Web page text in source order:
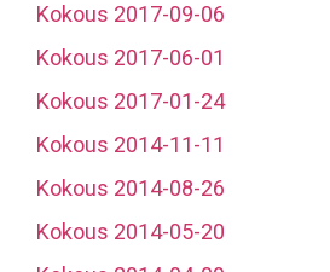
Kokous 2017-09-06
Kokous 2017-06-01
Kokous 2017-01-24
Kokous 2014-11-11
Kokous 2014-08-26
Kokous 2014-05-20